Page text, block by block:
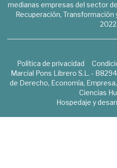
medianas empresas del sector
Recuperación, Transformación
2022.
Política de privacidad
Marcial Pons Librero S.L. -
de Derecho, Economía,
Ciencias
Hospedaje y